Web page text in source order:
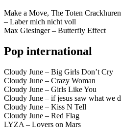
Make a Move, The Toten
– Laber mich nicht voll
Max Giesinger – Butterfly Effect
Pop international
Cloudy June – Big Girls Don’t Cry
Cloudy June – Crazy Woman
Cloudy June – Girls Like You
Cloudy June – if jesus saw what we
Cloudy June – Kiss N Tell
Cloudy June – Red Flag
LYZA – Lovers on Mars